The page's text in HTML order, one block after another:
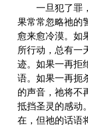
一旦犯了罪，
果常常忽略祂的
愈来愈冷漠。如
所行动，总有一
迹。如果一再拒
语。如果一再扼
的声音，祂将不
抵挡圣灵的感动
在，但祂的话语